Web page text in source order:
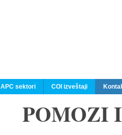
APC sektori COI izveštaji
POMOZI